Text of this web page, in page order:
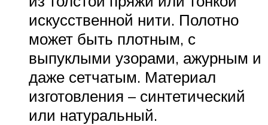
искусственной нити. Полотно
может быть плотным, с
выпуклыми узорами, ажурным и
даже сетчатым. Материал
изготовления – синтетический
или натуральный.